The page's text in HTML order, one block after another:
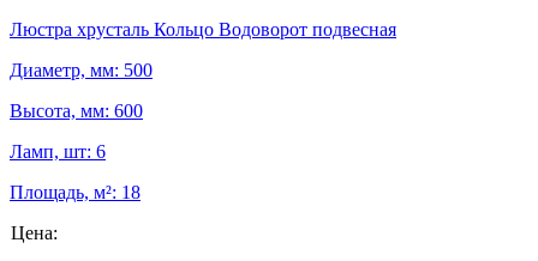
Люстра хрусталь Кольцо Водоворот подвесная
Диаметр, мм: 500
Высота, мм: 600
Ламп, шт: 6
Площадь, м²: 18
Цена: